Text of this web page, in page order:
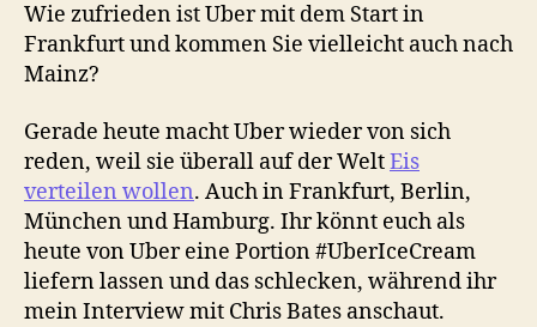
Wie zufrieden ist Uber mit dem Start in
Frankfurt und kommen Sie vielleicht auch nach
Mainz?
Gerade heute macht Uber wieder von sich
reden, weil sie überall auf der WeltEis
verteilen wollen. Auch in Frankfurt, Berlin,
München und Hamburg. Ihr könnt euch als
heute von Uber eine Portion #UberIceCream
liefern lassen und das schlecken, während ihr
mein Interview mit Chris Bates anschaut.